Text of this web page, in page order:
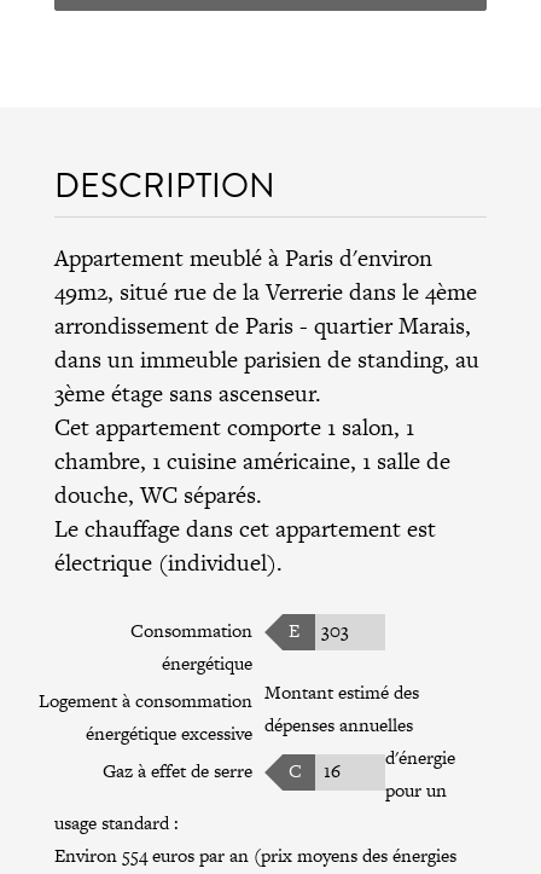
DESCRIPTION
Appartement meublé à Paris d'environ
49m2, situé rue de la Verrerie dans le4ème
arrondissement de Paris- quartier Marais,
dans un immeuble parisien de standing, au
3ème étage sans ascenseur.
Cet appartement comporte 1 salon, 1
chambre, 1 cuisine américaine, 1 salle de
douche, WC séparés.
Le chauffage dans cet appartement est
électrique (individuel).
Consommation
énergétique
E 303
Logement à consommation
énergétique excessive
Gaz à effet de serre
C 16
Montant estimé des
dépenses annuelles
d'énergie
pour un
usage standard :
Environ 554 euros par an (prix moyens des énergies